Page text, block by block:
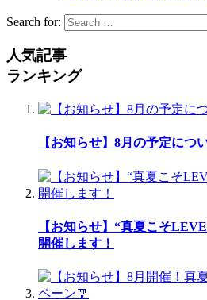
Search for:
人気記事
ランキング
【お知らせ】8月の予定につ
【お知らせ】“真夏こそ
開催します！